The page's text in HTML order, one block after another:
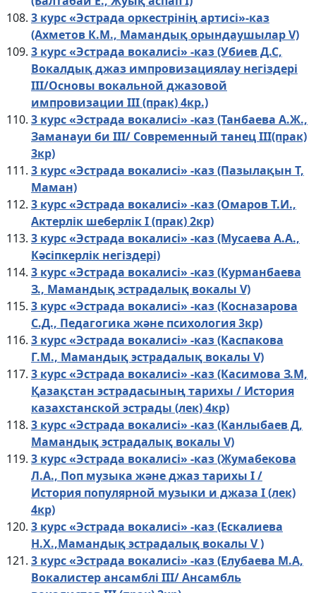
3 курс «Эстрада оркестрінің артисі»-каз
(Ахметов К.М., Мамандық орындаушылар V)
3 курс «Эстрада вокалисі» -каз (Убиев Д.С,
Вокалдық джаз импровизациялау негіздері
III/Основы вокальной джазовой
импровизации III (прак) 4кр.)
3 курс «Эстрада вокалисі» -каз (Танбаева А.Ж.,
Заманауи би III/ Современный танец III(прак)
3кр)
3 курс «Эстрада вокалисі» -каз (Пазылақын Т,
Маман)
3 курс «Эстрада вокалисі» -каз (Омаров Т.И.,
Актерлік шеберлік I (прак) 2кр)
3 курс «Эстрада вокалисі» -каз (Мусаева А.А.,
Кәсіпкерлік негіздері)
3 курс «Эстрада вокалисі» -каз (Курманбаева
З., Мамандық эстрадалық вокалы V)
3 курс «Эстрада вокалисі» -каз (Косназарова
С.Д., Педагогика және психология 3кр)
3 курс «Эстрада вокалисі» -каз (Каспакова
Г.М., Мамандық эстрадалық вокалы V)
3 курс «Эстрада вокалисі» -каз (Касимова З.М,
Қазақстан эстрадасының тарихы / История
казахстанской эстрады (лек) 4кр)
3 курс «Эстрада вокалисі» -каз (Канлыбаев Д,
Мамандық эстрадалық вокалы V)
3 курс «Эстрада вокалисі» -каз (Жумабекова
Л.А., Поп музыка және джаз тарихы I /
История популярной музыки и джаза I (лек)
4кр)
3 курс «Эстрада вокалисі» -каз (Ескалиева
Н.Х.,Мамандық эстрадалық вокалы V )
3 курс «Эстрада вокалисі» -каз (Елубаева М.А,
Вокалистер ансамблі IIІ/ Ансамбль